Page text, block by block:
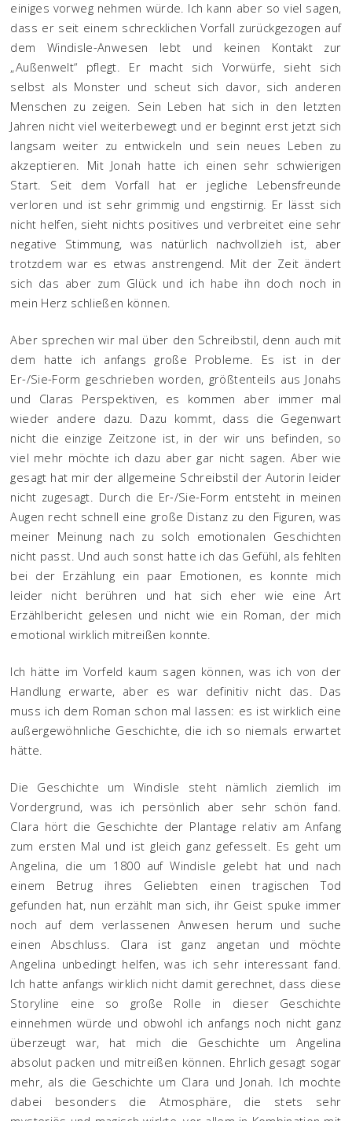
einiges vorweg nehmen würde. Ich kann aber so viel sagen,
dass er seit einem schrecklichen Vorfall zurückgezogen auf
dem Windisle-Anwesen lebt und keinen Kontakt zur
„Außenwelt“ pflegt. Er macht sich Vorwürfe, sieht sich
selbst als Monster und scheut sich davor, sich anderen
Menschen zu zeigen. Sein Leben hat sich in den letzten
Jahren nicht viel weiterbewegt und er beginnt erst jetzt sich
langsam weiter zu entwickeln und sein neues Leben zu
akzeptieren. Mit Jonah hatte ich einen sehr schwierigen
Start. Seit dem Vorfall hat er jegliche Lebensfreunde
verloren und ist sehr grimmig und engstirnig. Er lässt sich
nicht helfen, sieht nichts positives und verbreitet eine sehr
negative Stimmung, was natürlich nachvollzieh ist, aber
trotzdem war es etwas anstrengend. Mit der Zeit ändert
sich das aber zum Glück und ich habe ihn doch noch in
mein Herz schließen können.
Aber sprechen wir mal über den Schreibstil, denn auch mit
dem hatte ich anfangs große Probleme. Es ist in der
Er-/Sie-Form geschrieben worden, größtenteils aus Jonahs
und Claras Perspektiven, es kommen aber immer mal
wieder andere dazu. Dazu kommt, dass die Gegenwart
nicht die einzige Zeitzone ist, in der wir uns befinden, so
viel mehr möchte ich dazu aber gar nicht sagen. Aber wie
gesagt hat mir der allgemeine Schreibstil der Autorin leider
nicht zugesagt. Durch die Er-/Sie-Form entsteht in meinen
Augen recht schnell eine große Distanz zu den Figuren, was
meiner Meinung nach zu solch emotionalen Geschichten
nicht passt. Und auch sonst hatte ich das Gefühl, als fehlten
bei der Erzählung ein paar Emotionen, es konnte mich
leider nicht berühren und hat sich eher wie eine Art
Erzählbericht gelesen und nicht wie ein Roman, der mich
emotional wirklich mitreißen konnte.
Ich hätte im Vorfeld kaum sagen können, was ich von der
Handlung erwarte, aber es war definitiv nicht das. Das
muss ich dem Roman schon mal lassen: es ist wirklich eine
außergewöhnliche Geschichte, die ich so niemals erwartet
hätte.
Die Geschichte um Windisle steht nämlich ziemlich im
Vordergrund, was ich persönlich aber sehr schön fand.
Clara hört die Geschichte der Plantage relativ am Anfang
zum ersten Mal und ist gleich ganz gefesselt. Es geht um
Angelina, die um 1800 auf Windisle gelebt hat und nach
einem Betrug ihres Geliebten einen tragischen Tod
gefunden hat, nun erzählt man sich, ihr Geist spuke immer
noch auf dem verlassenen Anwesen herum und suche
einen Abschluss. Clara ist ganz angetan und möchte
Angelina unbedingt helfen, was ich sehr interessant fand.
Ich hatte anfangs wirklich nicht damit gerechnet, dass diese
Storyline eine so große Rolle in dieser Geschichte
einnehmen würde und obwohl ich anfangs noch nicht ganz
überzeugt war, hat mich die Geschichte um Angelina
absolut packen und mitreißen können. Ehrlich gesagt sogar
mehr, als die Geschichte um Clara und Jonah. Ich mochte
dabei besonders die Atmosphäre, die stets sehr